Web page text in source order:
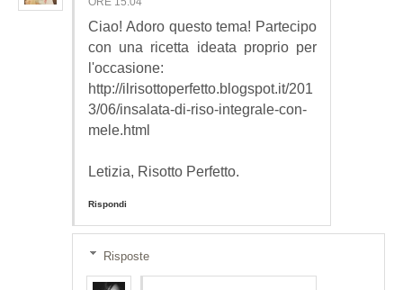
Ciao! Adoro questo tema! Partecipo
con una ricetta ideata proprio per
l'occasione:
http://ilrisottoperfetto.blogspot.it/201
3/06/insalata-di-riso-integrale-con-
mele.html
Letizia, Risotto Perfetto.
Rispondi
Risposte